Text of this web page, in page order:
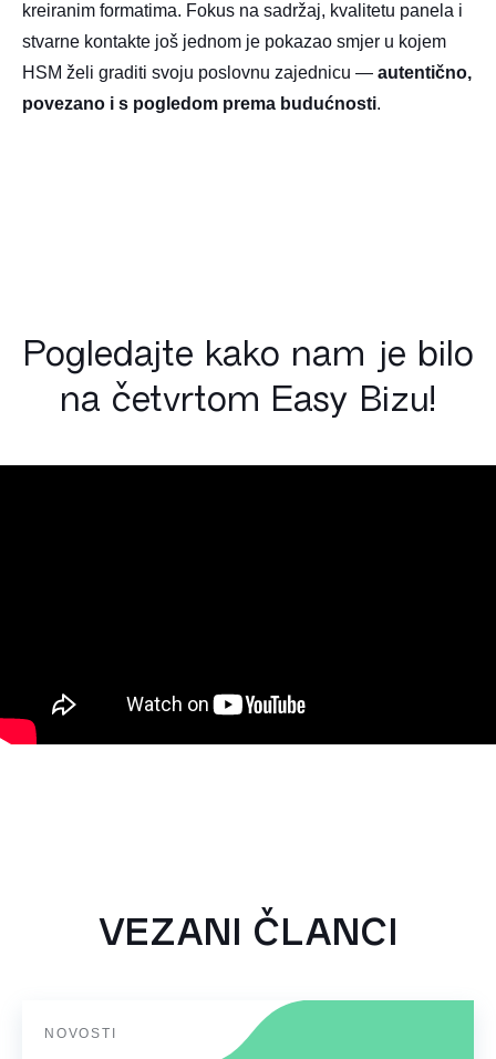
kreiranim formatima. Fokus na sadržaj, kvalitetu panela i
stvarne kontakte još jednom je pokazao smjer u kojem
HSM želi graditi svoju poslovnu zajednicu — autentično,
povezano i s pogledom prema budućnosti.
Pogledajte kako nam je bilo
na četvrtom Easy Bizu!
VEZANI ČLANCI
NOVOSTI